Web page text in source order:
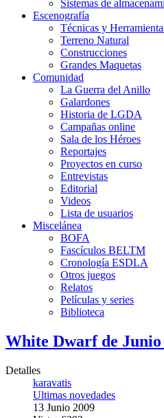
Sistemas de
Escenografía
Técnicas y
Terreno Natural
Construcciones
Grandes Maquetas
Comunidad
La Guerra del Anillo
Galardones
Historia de LGDA
Campañas online
Sala de los Héroes
Reportajes
Proyectos en curso
Entrevistas
Editorial
Videos
Lista de usuarios
Miscelánea
BOFA
Fascículos BELTM
Cronología ESDLA
Otros juegos
Relatos
Películas y series
Biblioteca
White Dwarf de Junio
Detalles
karavatis
Ultimas novedades
13 Junio 2009